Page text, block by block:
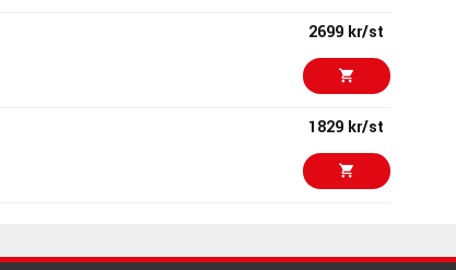
2699 kr/st
1829 kr/st